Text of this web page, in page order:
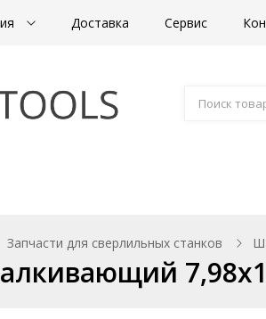
Доставка Сервис
Запчасти для сверлильных станков